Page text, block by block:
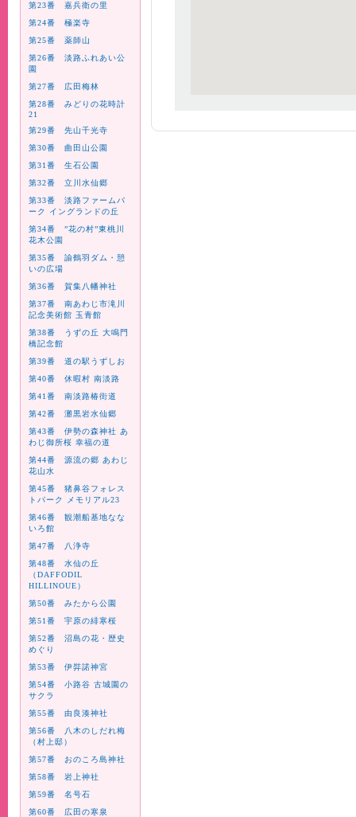
第23番 嘉兵衛の里
第24番 極楽寺
第25番 薬師山
第26番 淡路ふれあい公
園
第27番 広田梅林
第28番 みどりの花時計
21
第29番 先山千光寺
第30番 曲田山公園
第31番 生石公園
第32番 立川水仙郷
第33番 淡路ファームパ
ーク イングランドの丘
第34番 ”花の村”東桃川
花木公園
第35番 諭鶴羽ダム・憩
いの広場
第36番 賀集八幡神社
第37番 南あわじ市滝川
記念美術館 玉青館
第38番 うずの丘 大鳴門
橋記念館
第39番 道の駅うずしお
第40番 休暇村 南淡路
第41番 南淡路椿街道
第42番 灘黒岩水仙郷
第43番 伊勢の森神社 あ
わじ御所桜 幸福の道
第44番 源流の郷 あわじ
花山水
第45番 猪鼻谷フォレス
トパーク メモリアル23
第46番 観潮船基地なな
いろ館
第47番 八浄寺
第48番 水仙の丘
（DAFFODIL
HILLINOUE）
第50番 みたから公園
第51番 宇原の緋寒桜
第52番 沼島の花・歴史
めぐり
第53番 伊弉諾神宮
第54番 小路谷 古城園の
サクラ
第55番 由良湊神社
第56番 八木のしだれ梅
（村上邸）
第57番 おのころ島神社
第58番 岩上神社
第59番 名号石
第60番 広田の寒泉